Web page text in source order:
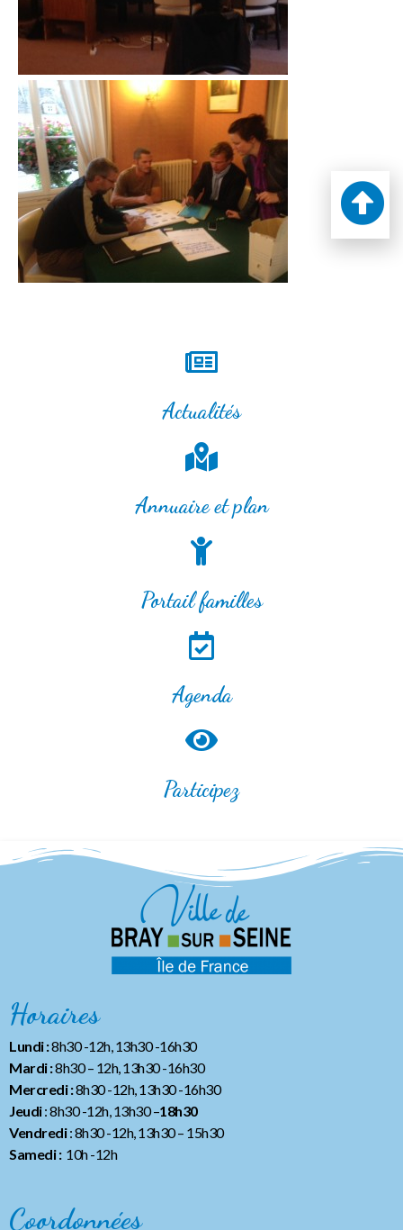
Actualités
Annuaire et plan
Portail familles
Agenda
Participez
Horaires
Lundi :8h30 -12h, 13h30 -16h30
Mardi :8h30 – 12h, 13h30 -16h30
Mercredi :8h30 -12h, 13h30 -16h30
Jeudi: 8h30 -12h, 13h30 –18h30
Vendredi: 8h30 -12h, 13h30– 15h30
Samedi :10h -12h
Coordonnées